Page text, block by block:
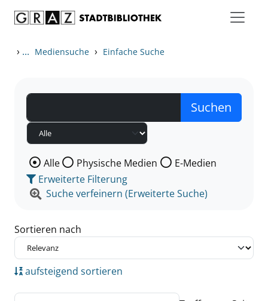
› ... Mediensuche › Einfache Suche
Wählen Sie die Medienart nach der Sie suchen wollen.
Alle Physische Medien
E-Medien
Erweiterte Filterung
Suche verfeinern (Erweiterte Suche)
Sortieren nach
aufsteigend sortieren